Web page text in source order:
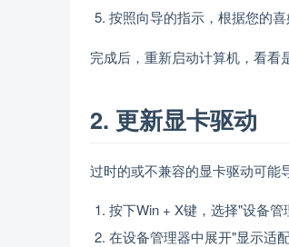
按照向导的指示，根据您的喜
完成后，重新启动计算机，看看
2. 更新显卡驱动
过时的或不兼容的显卡驱动可能
按下Win + X键，选择"设备管
在设备管理器中展开"显示适